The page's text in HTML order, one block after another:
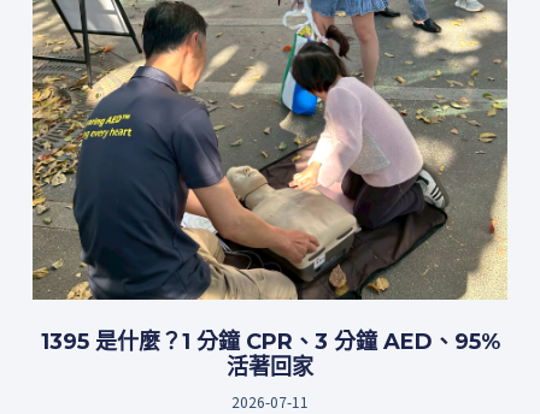
1395 是什麼？1 分鐘 CPR、3 分鐘 AED、95%
活著回家
2026-07-11